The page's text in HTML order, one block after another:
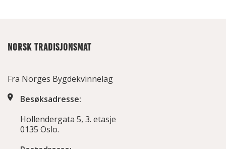
NORSK TRADISJONSMAT
Fra Norges Bygdekvinnelag
Besøksadresse:
Hollendergata 5, 3. etasje
0135 Oslo.